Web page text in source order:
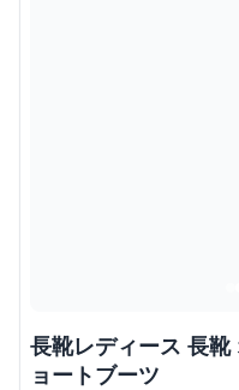
長靴レディース 長
ョートブーツ